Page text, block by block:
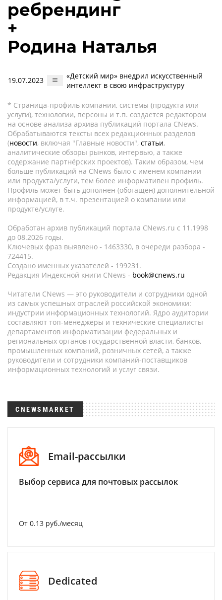
ребрендинг
+
Родина Наталья
19.07.2023
«Детский мир» внедрил искусственный
интеллект в свою инфраструктуру
* Страница-профиль компании, системы (продукта или
услуги), технологии, персоны и т.п. создается редактором
на основе анализа архива публикаций портала CNews.
Обрабатываются тексты всех редакционных разделов
(новости, включая "Главные новости", статьи,
аналитические обзоры рынков, интервью, а также
содержание партнёрских проектов). Таким образом, чем
больше публикаций на CNews было с именем компании
или продукта/услуги, тем более информативен профиль.
Профиль может быть дополнен (обогащен) дополнительной
информацией, в т.ч. презентацией о компании или
продукте/услуге.
Обработан архив публикаций портала CNews.ru c 11.1998
до 08.2026 годы.
Ключевых фраз выявлено - 1463330, в очереди разбора -
724415.
Создано именных указателей - 199231.
Редакция Индексной книги CNews - book@cnews.ru
Читатели CNews — это руководители и сотрудники одной
из самых успешных отраслей российской экономики:
индустрии информационных технологий. Ядро аудитории
составляют топ-менеджеры и технические специалисты
департаментов информатизации федеральных и
региональных органов государственной власти, банков,
промышленных компаний, розничных сетей, а также
руководители и сотрудники компаний-поставщиков
информационных технологий и услуг связи.
CNEWSMARKET
Email-рассылки
Выбор сервиса для почтовых рассылок
От 0.13 руб./месяц
Dedicated